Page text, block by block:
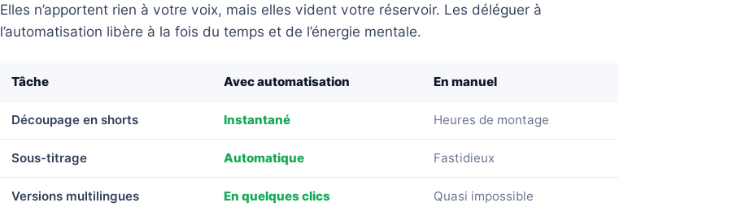
Elles n’apportent rien à votre voix, mais elles vident votre réservoir. Les déléguer à
l’automatisation libère à la fois du temps et de l’énergie mentale.
Tâche Avec automatisation En manuel
Découpage en shorts Instantané Heures de montage
Sous-titrage Automatique Fastidieux
Versions multilingues En quelques clics Quasi impossible